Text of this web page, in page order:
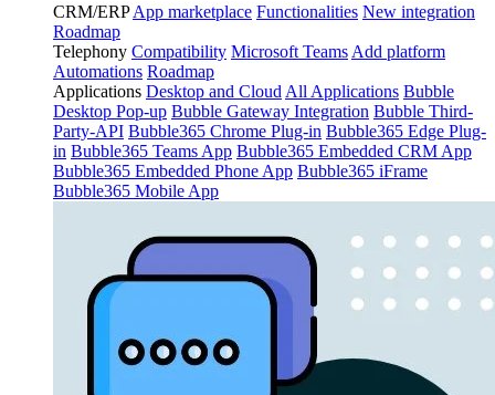
CRM/ERP App marketplace Functionalities New integration
Roadmap
Telephony Compatibility Microsoft Teams Add platform
Automations Roadmap
Applications Desktop and Cloud All Applications Bubble
Desktop Pop-up Bubble Gateway Integration Bubble Third-
Party-API Bubble365 Chrome Plug-in Bubble365 Edge Plug-
in Bubble365 Teams App Bubble365 Embedded CRM App
Bubble365 Embedded Phone App Bubble365 iFrame
Bubble365 Mobile App